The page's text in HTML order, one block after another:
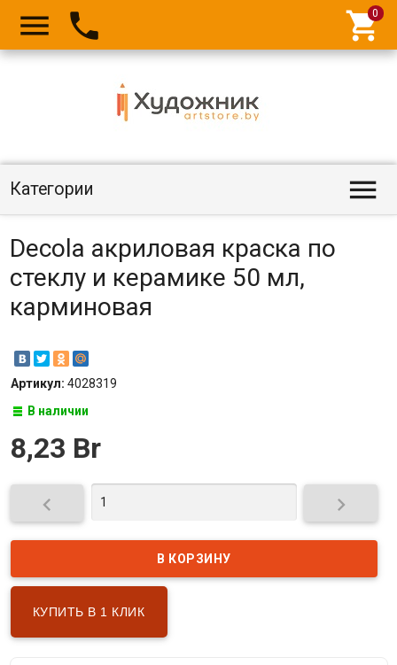
  
Категории 
Decola акриловая краска по
стеклу и керамике 50 мл,
карминовая
Артикул: 4028319
В наличии
8,23 Br
 
КУПИТЬ В 1 КЛИК